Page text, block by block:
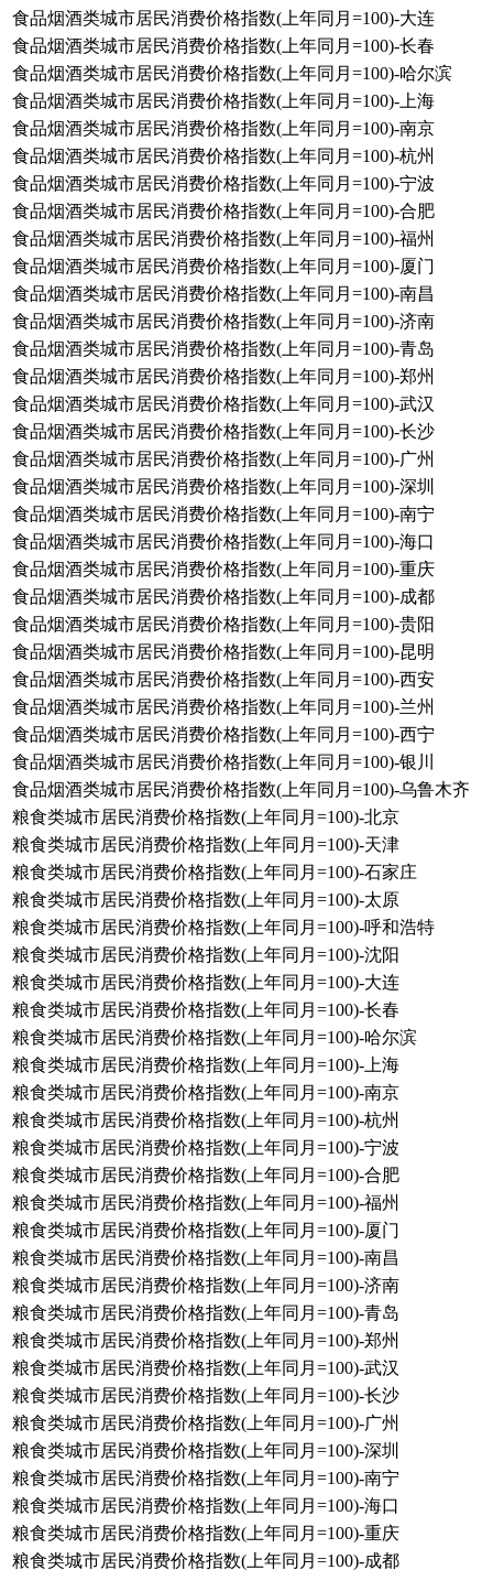
食品烟酒类城市居民消费价格指数(上年同月=100)-大连
食品烟酒类城市居民消费价格指数(上年同月=100)-长春
食品烟酒类城市居民消费价格指数(上年同月=100)-哈尔滨
食品烟酒类城市居民消费价格指数(上年同月=100)-上海
食品烟酒类城市居民消费价格指数(上年同月=100)-南京
食品烟酒类城市居民消费价格指数(上年同月=100)-杭州
食品烟酒类城市居民消费价格指数(上年同月=100)-宁波
食品烟酒类城市居民消费价格指数(上年同月=100)-合肥
食品烟酒类城市居民消费价格指数(上年同月=100)-福州
食品烟酒类城市居民消费价格指数(上年同月=100)-厦门
食品烟酒类城市居民消费价格指数(上年同月=100)-南昌
食品烟酒类城市居民消费价格指数(上年同月=100)-济南
食品烟酒类城市居民消费价格指数(上年同月=100)-青岛
食品烟酒类城市居民消费价格指数(上年同月=100)-郑州
食品烟酒类城市居民消费价格指数(上年同月=100)-武汉
食品烟酒类城市居民消费价格指数(上年同月=100)-长沙
食品烟酒类城市居民消费价格指数(上年同月=100)-广州
食品烟酒类城市居民消费价格指数(上年同月=100)-深圳
食品烟酒类城市居民消费价格指数(上年同月=100)-南宁
食品烟酒类城市居民消费价格指数(上年同月=100)-海口
食品烟酒类城市居民消费价格指数(上年同月=100)-重庆
食品烟酒类城市居民消费价格指数(上年同月=100)-成都
食品烟酒类城市居民消费价格指数(上年同月=100)-贵阳
食品烟酒类城市居民消费价格指数(上年同月=100)-昆明
食品烟酒类城市居民消费价格指数(上年同月=100)-西安
食品烟酒类城市居民消费价格指数(上年同月=100)-兰州
食品烟酒类城市居民消费价格指数(上年同月=100)-西宁
食品烟酒类城市居民消费价格指数(上年同月=100)-银川
食品烟酒类城市居民消费价格指数(上年同月=100)-乌鲁木齐
粮食类城市居民消费价格指数(上年同月=100)-北京
粮食类城市居民消费价格指数(上年同月=100)-天津
粮食类城市居民消费价格指数(上年同月=100)-石家庄
粮食类城市居民消费价格指数(上年同月=100)-太原
粮食类城市居民消费价格指数(上年同月=100)-呼和浩特
粮食类城市居民消费价格指数(上年同月=100)-沈阳
粮食类城市居民消费价格指数(上年同月=100)-大连
粮食类城市居民消费价格指数(上年同月=100)-长春
粮食类城市居民消费价格指数(上年同月=100)-哈尔滨
粮食类城市居民消费价格指数(上年同月=100)-上海
粮食类城市居民消费价格指数(上年同月=100)-南京
粮食类城市居民消费价格指数(上年同月=100)-杭州
粮食类城市居民消费价格指数(上年同月=100)-宁波
粮食类城市居民消费价格指数(上年同月=100)-合肥
粮食类城市居民消费价格指数(上年同月=100)-福州
粮食类城市居民消费价格指数(上年同月=100)-厦门
粮食类城市居民消费价格指数(上年同月=100)-南昌
粮食类城市居民消费价格指数(上年同月=100)-济南
粮食类城市居民消费价格指数(上年同月=100)-青岛
粮食类城市居民消费价格指数(上年同月=100)-郑州
粮食类城市居民消费价格指数(上年同月=100)-武汉
粮食类城市居民消费价格指数(上年同月=100)-长沙
粮食类城市居民消费价格指数(上年同月=100)-广州
粮食类城市居民消费价格指数(上年同月=100)-深圳
粮食类城市居民消费价格指数(上年同月=100)-南宁
粮食类城市居民消费价格指数(上年同月=100)-海口
粮食类城市居民消费价格指数(上年同月=100)-重庆
粮食类城市居民消费价格指数(上年同月=100)-成都